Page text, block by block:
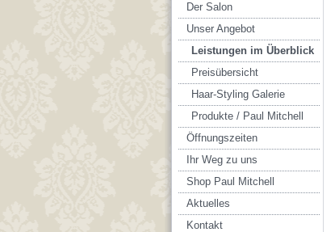
Der Salon
Unser Angebot
Leistungen im Überblick
Preisübersicht
Haar-Styling Galerie
Produkte / Paul Mitchell
Öffnungszeiten
Ihr Weg zu uns
Shop Paul Mitchell
Aktuelles
Kontakt